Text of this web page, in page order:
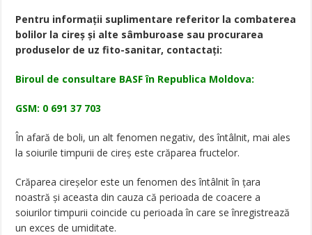
Pentru informații suplimentare referitor la combaterea
bolilor la cireș și alte sâmburoase sau procurarea
produselor de uz fito-sanitar, contactați:
Biroul de consultare BASF în Republica Moldova:
GSM: 0 691 37 703
În afară de boli, un alt fenomen negativ, des întâlnit, mai ales
la soiurile timpurii de cireș este crăparea fructelor.
Crăparea cireșelor este un fenomen des întâlnit în țara
noastră și aceasta din cauza că perioada de coacere a
soiurilor timpurii coincide cu perioada în care se înregistrează
un exces de umiditate.